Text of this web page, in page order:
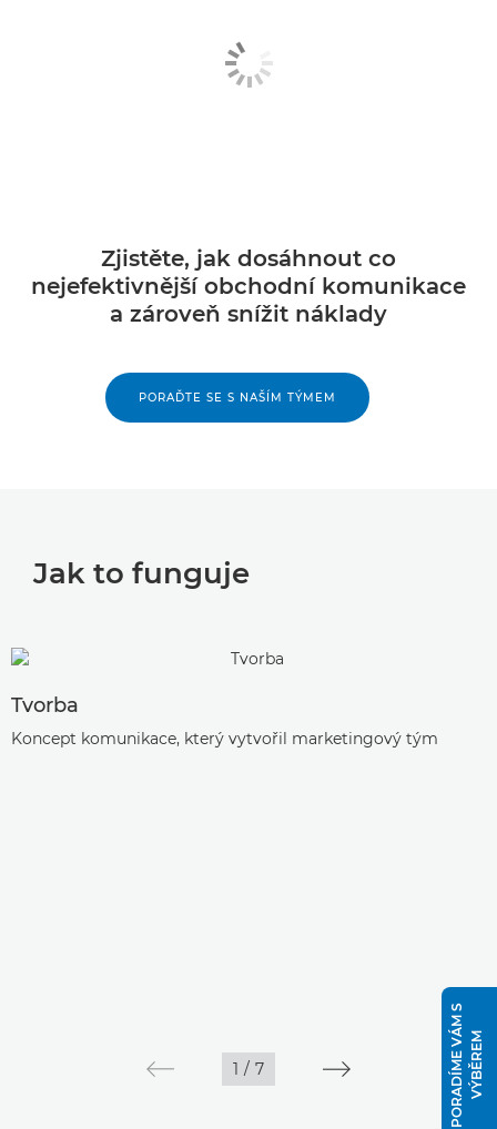
Zjistěte, jak dosáhnout co
nejefektivnější obchodní komunikace
a zároveň snížit náklady
PORAĎTE SE S NAŠÍM TÝMEM
Jak to funguje
Tvorba
Koncept komunikace, který vytvořil marketingový tým
1 / 7 P
O
R
A
D
Í
M
E
V
Á
M
S
V
Ý
B
Ě
R
EM